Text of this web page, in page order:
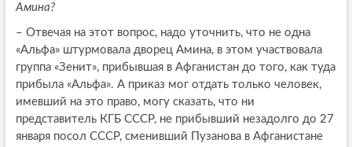
Амина?
– Отвечая на этот вопрос, надо уточнить, что не одна
«Альфа» штурмовала дворец Амина, в этом участвовала
группа «Зенит», прибывшая в Афганистан до того, как туда
прибыла «Альфа». А приказ мог отдать только человек,
имевший на это право, могу сказать, что ни
представитель КГБ СССР, не прибывший незадолго до 27
января посол СССР, сменивший Пузанова в Афганистане